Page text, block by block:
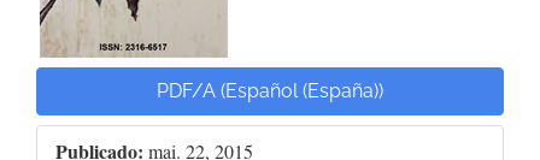
PDF/A (Español (España))
Publicado: mai. 22, 2015